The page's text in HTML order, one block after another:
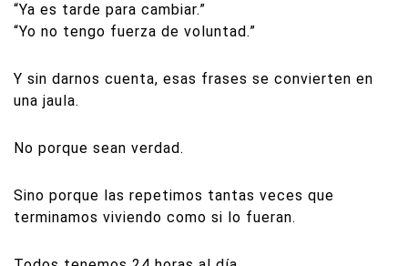
“Ya es tarde para cambiar.”
“Yo no tengo fuerza de voluntad.”
Y sin darnos cuenta, esas frases se convierten en
una jaula.
No porque sean verdad.
Sino porque las repetimos tantas veces que
terminamos viviendo como si lo fueran.